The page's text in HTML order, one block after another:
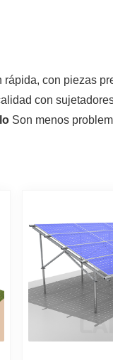
con piezas
con
Son menos